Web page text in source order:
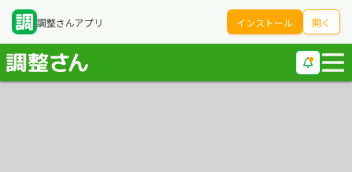
調整さんアプリ インストール 開く